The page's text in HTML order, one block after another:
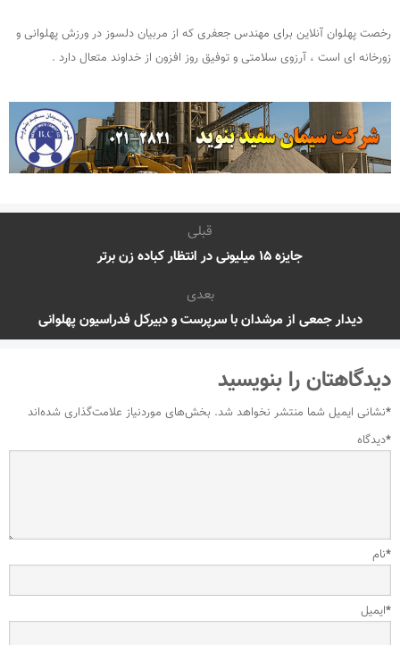
رخصت پهلوان آنلاین برای مهندس جعفری که از مربیان دلسوز در ورزش پهلوانی و
زورخانه ای است ، آرزوی سلامتی و توفیق روز افزون از خداوند متعال دارد .
قبلی
جایزه ۱۵ میلیونی در انتظار کباده زن برتر
بعدی
دیدار جمعی از مرشدان با سرپرست و دبیرکل فدراسیون پهلوانی
دیدگاهتان را بنویسید
نشانی ایمیل شما منتشر نخواهد شد. بخش‌های موردنیاز علامت‌گذاری شده‌اند
*
دیدگاه*
نام*
ایمیل*